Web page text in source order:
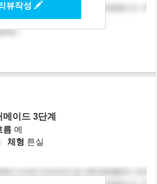
뷰작성
이드 3단계
름 예
| 체형 튼실